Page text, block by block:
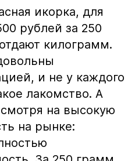
икорка, для
рублей за 250
килограмм.
и не у каждого
лакомство. А
на высокую
на рынке: